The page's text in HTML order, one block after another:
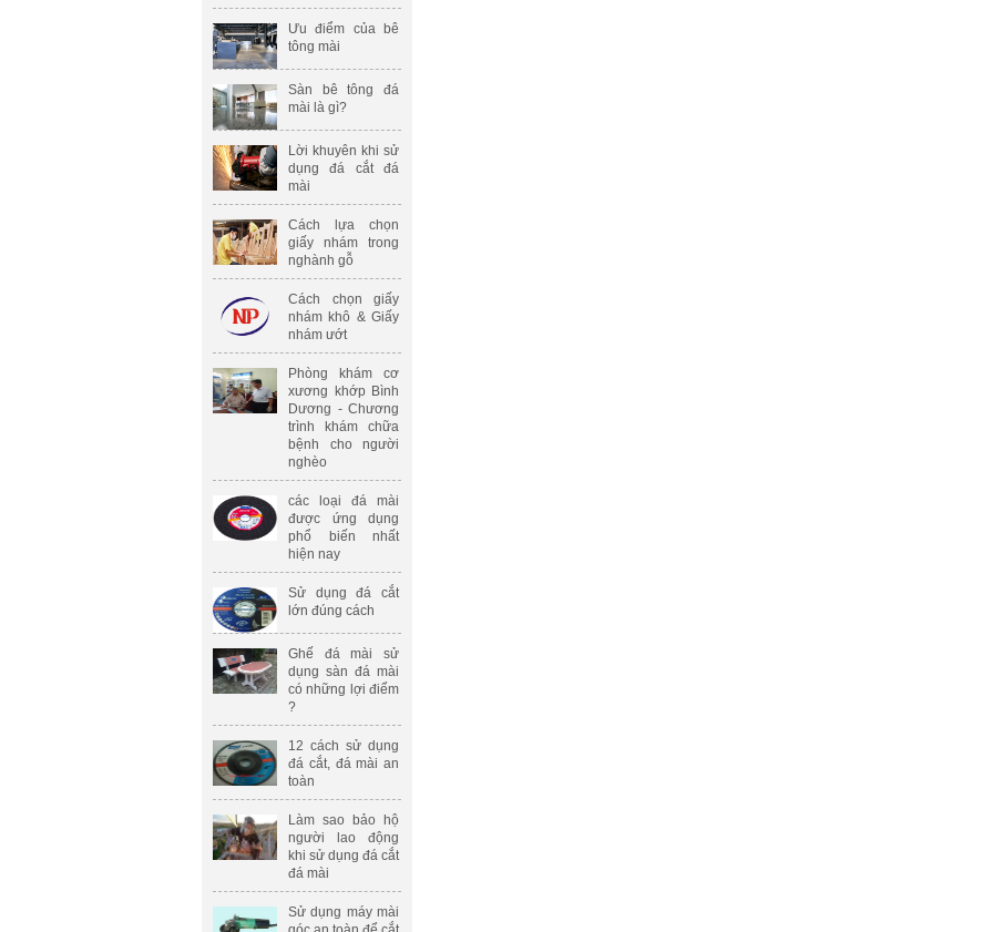
Ưu điểm của bê
tông mài
Sàn bê tông đá
mài là gì?
Lời khuyên khi sử
dụng đá cắt đá
mài
Cách lựa chọn
giấy nhám trong
nghành gỗ
Cách chọn giấy
nhám khô & Giấy
nhám ướt
Phòng khám cơ
xương khớp Bình
Dương - Chương
trình khám chữa
bệnh cho người
nghèo
các loại đá mài
được ứng dụng
phổ biến nhất
hiện nay
Sử dụng đá cắt
lớn đúng cách
Ghế đá mài sử
dụng sàn đá mài
có những lợi điểm
?
12 cách sử dụng
đá cắt, đá mài an
toàn
Làm sao bảo hộ
người lao động
khi sử dụng đá cắt
đá mài
Sử dụng máy mài